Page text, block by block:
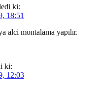
ki:
18:51
alci montalama yapılır.
ki:
12:03